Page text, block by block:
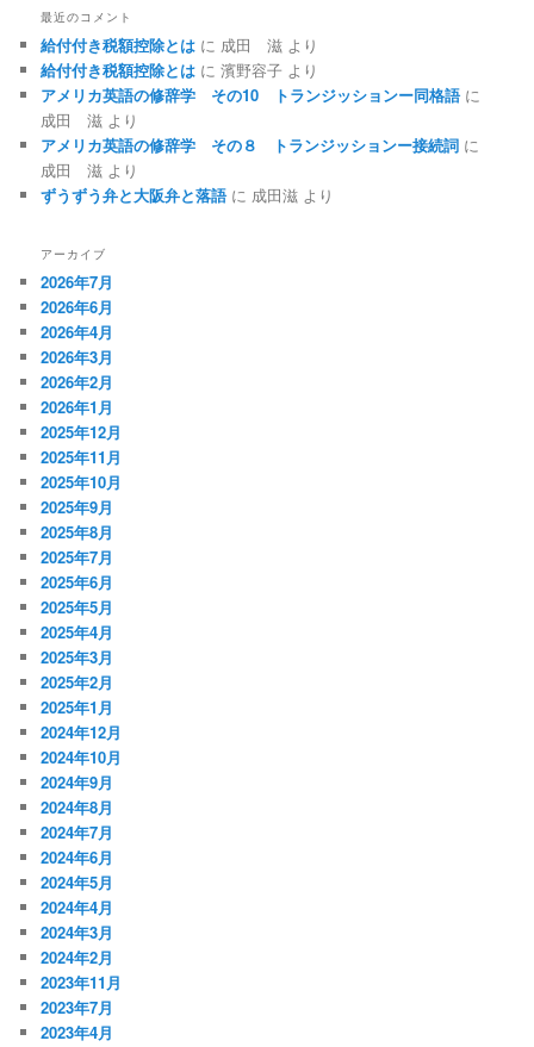
最近のコメント
給付付き税額控除とは に 成田 滋 より
給付付き税額控除とは に濱野容子 より
アメリカ英語の修辞学 その10 トランジッションー同格語に
成田 滋 より
アメリカ英語の修辞学 その８ トランジッションー接続詞 に
成田 滋 より
ずうずう弁と大阪弁と落語に 成田滋 より
アーカイブ
2026年7月
2026年6月
2026年4月
2026年3月
2026年2月
2026年1月
2025年12月
2025年11月
2025年10月
2025年9月
2025年8月
2025年7月
2025年6月
2025年5月
2025年4月
2025年3月
2025年2月
2025年1月
2024年12月
2024年10月
2024年9月
2024年8月
2024年7月
2024年6月
2024年5月
2024年4月
2024年3月
2024年2月
2023年11月
2023年7月
2023年4月